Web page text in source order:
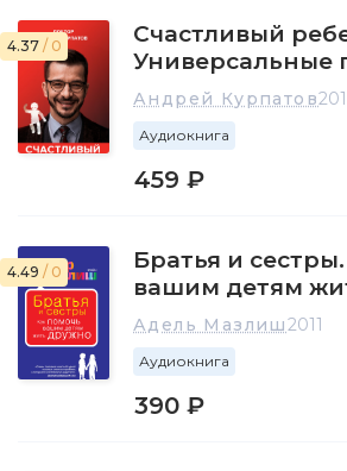
4.37 / 0
Счастливый
Универсальные
Андрей Курпатов
Аудиокнига
459 ₽
4.49 / 0
Братья и
вашим детям
Адель Мазлиш2011
Аудиокнига
390 ₽